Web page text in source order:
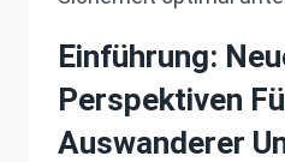
Einführung:
Perspektiven
Auswanderer